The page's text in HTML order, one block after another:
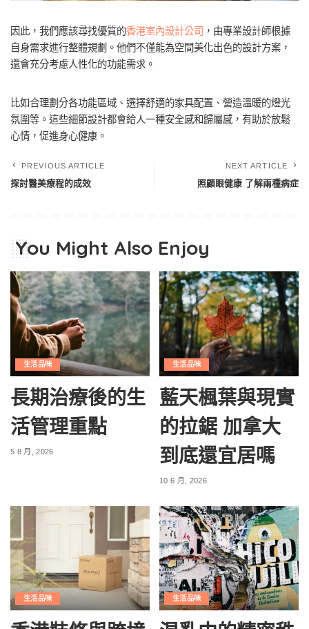
因此，我們應該尋找優質的香港室內設計公司 ，由專業設計師根據
自身需求進行整體規劃。他們不僅能為空間美化出色的設計方案，
還會充分考慮人性化的功能需求。
比如合理劃分各功能區域、選擇舒適的家具配置、營造溫暖的燈光
氛圍等。這些細節設計都會給人一種安全感和歸屬感，有助於放鬆
心情，促進身心健康。
PREVIOUS ARTICLE
探討醫美療程的成效
NEXT ARTICLE
照顧眼健康 了解兩種病症
You Might Also Enjoy
生活品味
長期治療後的生
活管理重點
5 8 月, 2026
生活品味
藍天楓葉與現實
的拉鋸 加拿大
到底還宜居嗎
10 6 月, 2026
生活品味 生活品味